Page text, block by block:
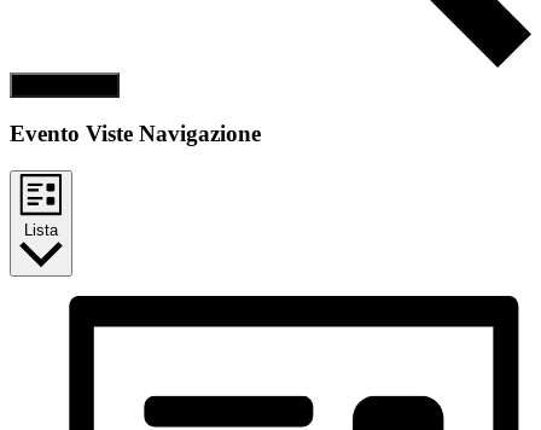
Evento Viste Navigazione
Lista